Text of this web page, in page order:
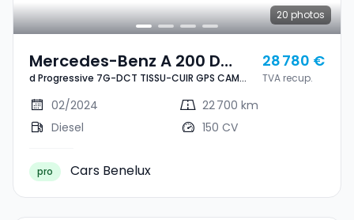
20 photos
Mercedes-Benz A 200 D
Progressive 7G-DCT TISSU-
CUIR GPS CAM P.NIGHT 1°
MAIN
d Progressive 7G-DCT TISSU-CUIR GPS CAM
28 780 €
TVA recup.
02/2024
22 700 km
Diesel
150 CV
pro Cars Benelux